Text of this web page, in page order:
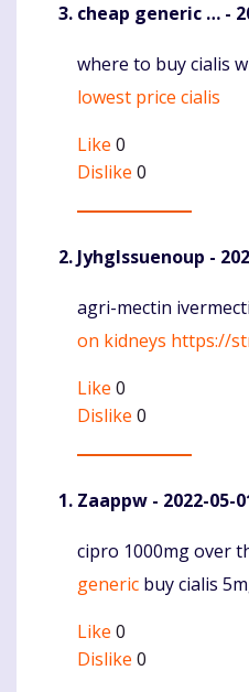
cheap generic … -
Komentaras
where to buy cialis
lowest price cialis
Like 0
Dislike 0
JyhgIssuenoup -
Komentaras
agri-mectin
on kidneys https://
Like 0
Dislike 0
Zaappw - 2022-05-
Komentaras
cipro 1000mg over
generic buy cialis
Like 0
Dislike 0